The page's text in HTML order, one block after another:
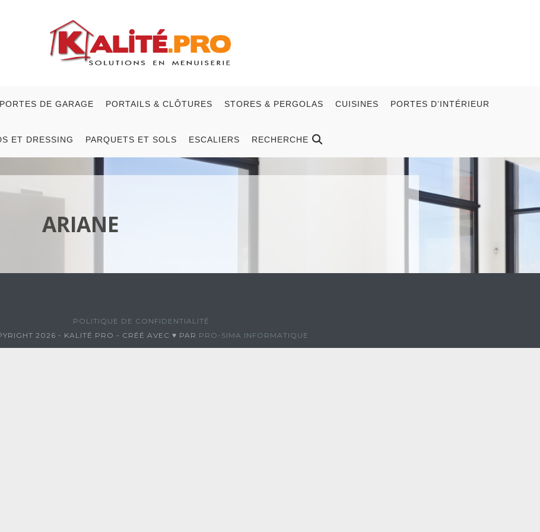
PORTES DE GARAGE PORTAILS & CLÔTURES STORES & PERGOLAS CUISINES PORTES D’INTÉRIEUR
ET DRESSING PARQUETS ET SOLS ESCALIERS RECHERCHE
ARIANE
POLITIQUE DE CONFIDENTIALITÉ
2026 - KALITÉ PRO - CRÉÉ AVEC ♥ PAR PRO-SIMA INFORMATIQUE